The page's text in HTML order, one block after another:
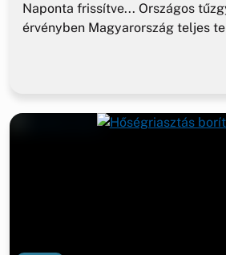
Naponta frissítve... Országos
érvényben Magyarország teljes